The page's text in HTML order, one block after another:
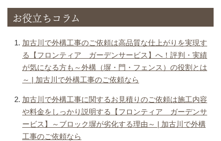
お役立ちコラム
加古川で外構工事のご依頼は高品質な仕上がりを実現す
る【フロンティア ガーデンサービス】へ！評判・実績
が気になる方も～外構（塀・門・フェンス）の役割とは
～ | 加古川で外構工事のご依頼なら
加古川で外構工事に関するお見積りのご依頼は施工内容
や料金をしっかり説明する【フロンティア ガーデンサ
ービス】～ブロック塀が劣化する理由～ | 加古川で外構
工事のご依頼なら